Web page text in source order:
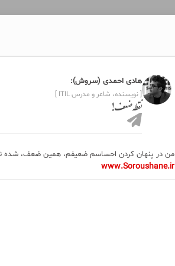
هادی احمدی (سروش):
[ نویسنده، شاعر و مدرس ITIL ]
نقطه ضعف!
من در پنهان کردن احساسم ضعیفم، همین ضعف، شده
www.Soroushane.ir